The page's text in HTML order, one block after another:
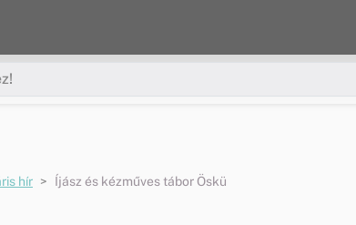
hír Íjász és kézműves tábor Öskü